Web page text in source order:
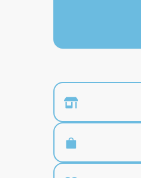
各式禮盒都在這裡🍰